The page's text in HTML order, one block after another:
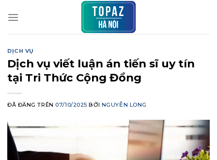
đến
DỊCH VỤ
Dịch vụ viết luận án tiến sĩ uy tín
tại Tri Thức Cộng Đồng
ĐÃ ĐĂNG TRÊN 07/10/2025 BỞI NGUYỄN LONG